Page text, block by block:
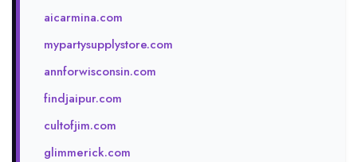
aicarmina.com
mypartysupplystore.com
annforwisconsin.com
findjaipur.com
cultofjim.com
glimmerick.com